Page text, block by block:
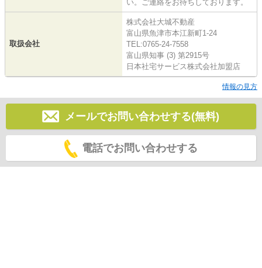
い。ご連絡をお待ちしております。
取扱会社
株式会社大城不動産
富山県魚津市本江新町1-24
TEL:0765-24-7558
富山県知事 (3) 第2915号
日本社宅サービス株式会社加盟店
情報の見方
メールでお問い合わせする(無料)
電話でお問い合わせする